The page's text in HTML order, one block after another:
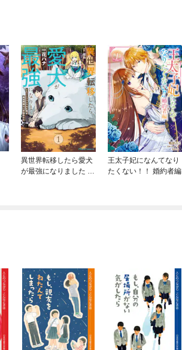
異世界転移したら愛犬
が最強になりました ～
王太子妃になんてなり
たくない！！ 婚約者編